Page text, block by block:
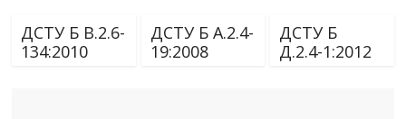
ДСТУ Б В.2.6-
134:2010
ДСТУ Б А.2.4-
19:2008
ДСТУ Б
Д.2.4-1:2012